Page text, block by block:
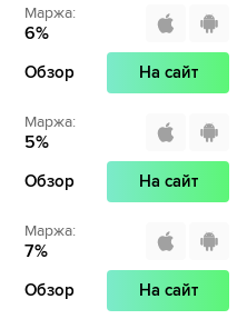
Маржа:
6%
Обзор На сайт
Маржа:
5%
Обзор На сайт
Маржа:
7%
Обзор На сайт